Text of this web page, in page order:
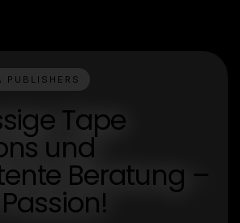
PUBLISHERS
Tape
und
Beratung –